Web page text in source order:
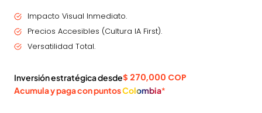
Impacto Visual Inmediato.
Precios Accesibles (Cultura IA First).
Versatilidad Total.
Inversión estratégica desde$ 270,000 COP
Acumula y paga con puntosColombia*